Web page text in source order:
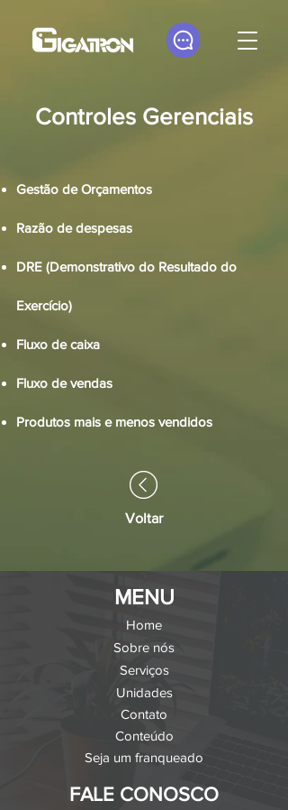
Controles Gerenciais
Gestão de Orçamentos
Razão de despesas
DRE (Demonstrativo do Resultado do
Exercício)
Fluxo de caixa
Fluxo de vendas
Produtos mais e menos vendidos
Voltar
MENU
Home
Sobre nós
Serviços
Unidades
Contato
Conteúdo
Seja um franqueado
FALE CONOSCO